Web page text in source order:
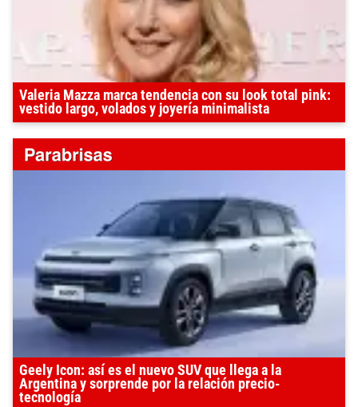
Valeria Mazza marca tendencia con su look total pink:
vestido largo, volados y joyería minimalista
Geely Icon: así es el nuevo SUV que llega a la
Argentina y sorprende por la relación precio-
tecnología